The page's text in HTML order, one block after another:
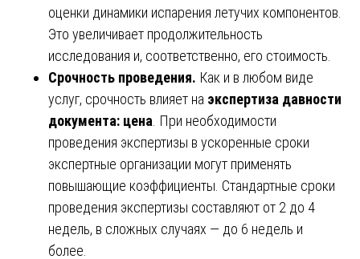
оценки динамики испарения летучих компонентов.
Это увеличивает продолжительность
исследования и, соответственно, его стоимость.
Срочность проведения. Как и в любом виде
услуг, срочность влияет на экспертиза давности
документа: цена . При необходимости
проведения экспертизы в ускоренные сроки
экспертные организации могут применять
повышающие коэффициенты. Стандартные сроки
проведения экспертизы составляют от 2 до 4
недель, в сложных случаях — до 6 недель и
более.